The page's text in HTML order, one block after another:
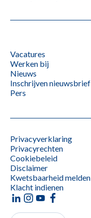
Vacatures
Werken bij
Nieuws
Inschrijven nieuwsbrief
Pers
Privacyverklaring
Privacyrechten
Cookiebeleid
Disclaimer
Kwetsbaarheid melden
Klacht indienen